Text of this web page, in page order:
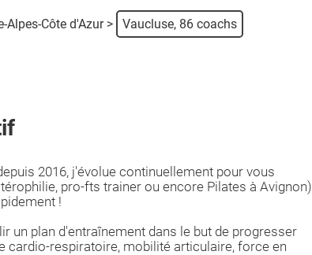
Alpes-Côte d'Azur > Vaucluse, 86 coachs
2016, j'évolue continuellement pour vous
pro-fts trainer ou encore Pilates à Avignon)
!
un plan d'entraînement dans le but de progresser
cardio-respiratoire, mobilité articulaire, force en